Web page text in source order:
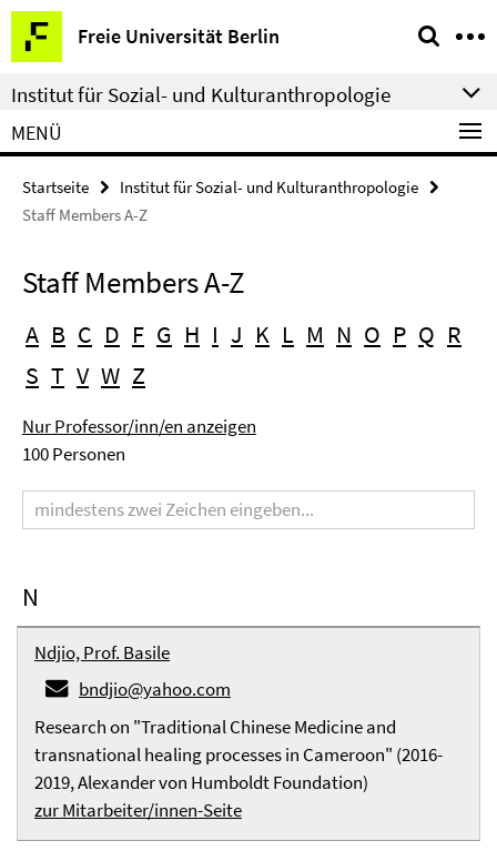
Springe
direkt
zu
Inhalt
Freie Universität Berlin
Service-
Navigation
Institut für Sozial- und Kulturanthropologie
MENÜ
Startseite
Institut für Sozial- und Kulturanthropologie
Staff Members A-Z
Staff Members A-Z
A B C D F G H I J K L M N O P Q R
S T V W Z
Nur Professor/inn/en anzeigen
100 Personen
N
Ndjio, Prof. Basile
bndjio@yahoo.com
Research on "Traditional Chinese Medicine and
transnational healing processes in Cameroon" (2016-
2019, Alexander von Humboldt Foundation)
zur Mitarbeiter/innen-Seite